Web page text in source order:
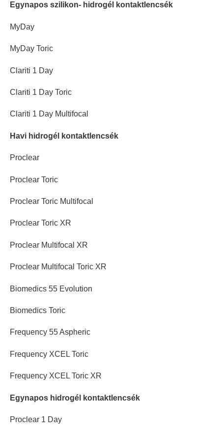
Egynapos szilikon- hidrogél kontaktlencsék
MyDay
MyDay Toric
Clariti 1 Day
Clariti 1 Day Toric
Clariti 1 Day Multifocal
Havi hidrogél kontaktlencsék
Proclear
Proclear Toric
Proclear Toric Multifocal
Proclear Toric XR
Proclear Multifocal XR
Proclear Multifocal Toric XR
Biomedics 55 Evolution
Biomedics Toric
Frequency 55 Aspheric
Frequency XCEL Toric
Frequency XCEL Toric XR
Egynapos hidrogél kontaktlencsék
Proclear 1 Day